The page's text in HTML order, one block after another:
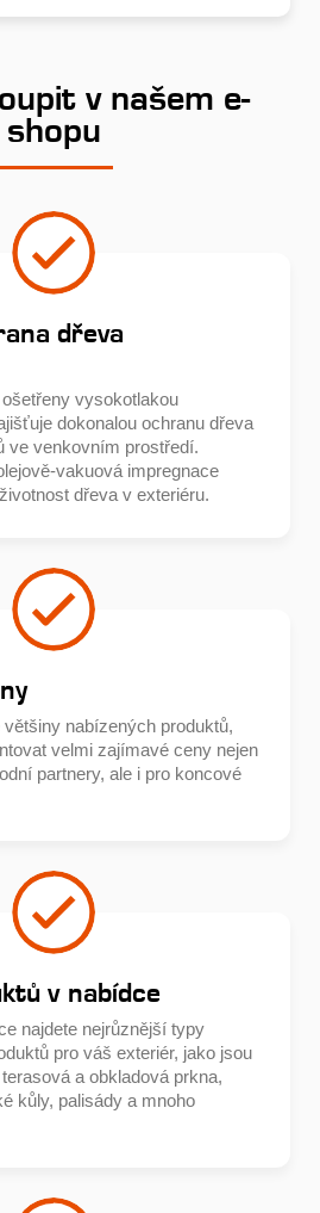
v našem e-
shopu
dřeva
vysokotlakou
dokonalou ochranu dřeva
ve venkovním prostředí.
vakuová impregnace
dřeva v exteriéru.
nabízených produktů,
velmi zajímavé ceny nejen
partnery, ale i pro koncové
v nabídce
najdete nejrůznější typy
pro váš exteriér, jako jsou
a obkladová prkna,
kůly, palisády a mnoho